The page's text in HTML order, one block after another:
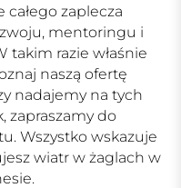
całego zaplecza
mentoringu i
razie właśnie
naszą ofertę
nadajemy na tych
zapraszamy do
Wszystko wskazuje
wiatr w żaglach w